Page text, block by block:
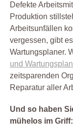
Defekte
Produktion
Arbeitsunfällen
vergessen, gibt
Wartungsplaner.
und
zeitsparenden
Reparatur aller
Und so haben
mühelos im Griff: